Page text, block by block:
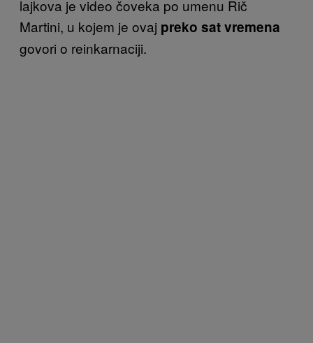
lajkova je video čoveka po umenu Rič
Martini, u kojem je ovaj preko sat vremena
govori o reinkarnaciji.